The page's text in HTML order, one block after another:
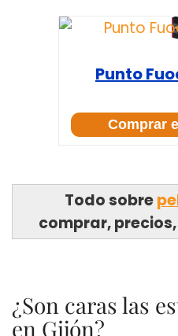
Punto
Comprar
Todo sobre
comprar,
¿Son caras las
en Gijón?